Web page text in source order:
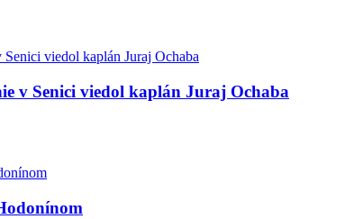
v Senici viedol kaplán Juraj Ochaba